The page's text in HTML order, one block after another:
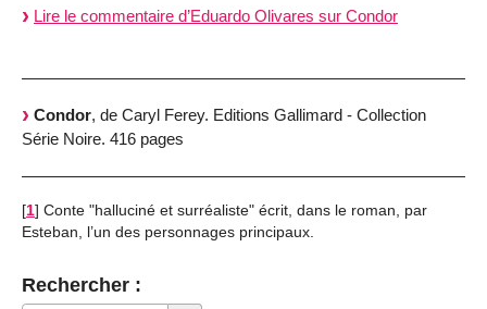
Lire le commentaire d’Eduardo Olivares sur Condor
Condor, de Caryl Ferey. Editions Gallimard - Collection
Série Noire. 416 pages
[1] Conte "halluciné et surréaliste" écrit, dans le roman, par
Esteban, l’un des personnages principaux.
Rechercher :